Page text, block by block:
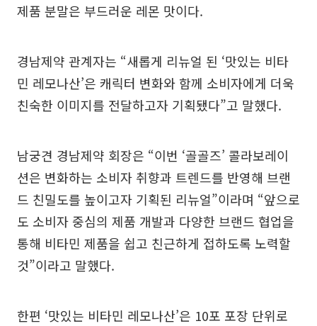
제품 분말은 부드러운 레몬 맛이다.
경남제약 관계자는 “새롭게 리뉴얼 된 ‘맛있는 비타
민 레모나산’은 캐릭터 변화와 함께 소비자에게 더욱
친숙한 이미지를 전달하고자 기획됐다”고 말했다.
남궁견 경남제약 회장은 “이번 ‘골골즈’ 콜라보레이
션은 변화하는 소비자 취향과 트렌드를 반영해 브랜
드 친밀도를 높이고자 기획된 리뉴얼”이라며 “앞으로
도 소비자 중심의 제품 개발과 다양한 브랜드 협업을
통해 비타민 제품을 쉽고 친근하게 접하도록 노력할
것”이라고 말했다.
한편 ‘맛있는 비타민 레모나산’은 10포 포장 단위로